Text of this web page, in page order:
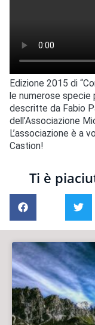
Edizione 2015 di
le numerose specie
descritte da Fabio
dell’Associazione
L’associazione è a
Castion!
Ti è